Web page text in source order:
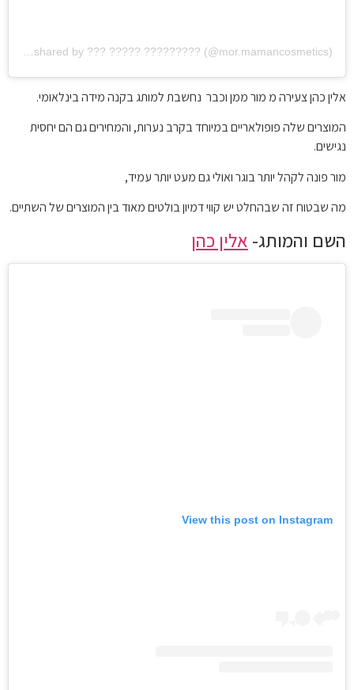
אלין כהן צעירה מ מור ממן וכבר נחשבת למותג בקנה מידה בינלאומי.
המוצרים שלה פופולאריים במיוחד בקרב נערות, והמחירים גם הם יחסית
נגישים.
מור פונה לקהל יותר בוגר ואולי גם מעט יותר עמיד,
מה שבטוח זה שבהחלט יש קווי דמיון בולטים מאוד בין המוצרים של השתיים.
השם והמותג- אלין כהן
View this post on Instagram